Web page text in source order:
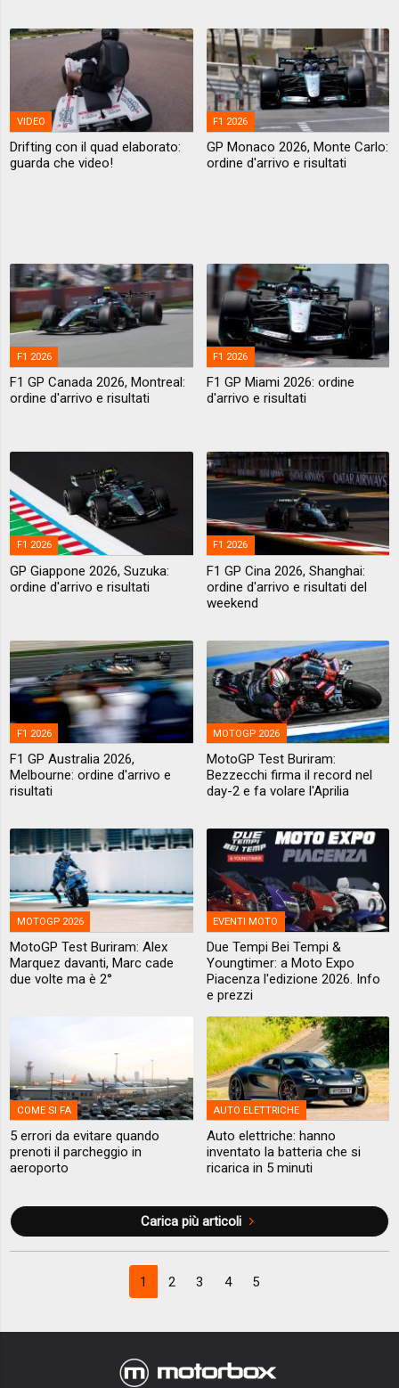
VIDEO
Drifting con il quad elaborato:
guarda che video!
F1 2026
GP Monaco 2026, Monte Carlo:
ordine d'arrivo e risultati
F1 2026
F1 GP Canada 2026, Montreal:
ordine d'arrivo e risultati
F1 2026
F1 GP Miami 2026: ordine
d'arrivo e risultati
F1 2026
GP Giappone 2026, Suzuka:
ordine d'arrivo e risultati
F1 2026
F1 GP Cina 2026, Shanghai:
ordine d'arrivo e risultati del
weekend
F1 2026
F1 GP Australia 2026,
Melbourne: ordine d'arrivo e
risultati
MOTOGP 2026
MotoGP Test Buriram:
Bezzecchi firma il record nel
day-2 e fa volare l'Aprilia
MOTOGP 2026
MotoGP Test Buriram: Alex
Marquez davanti, Marc cade
due volte ma è 2°
EVENTI MOTO
Due Tempi Bei Tempi &
Youngtimer: a Moto Expo
Piacenza l'edizione 2026. Info
e prezzi
COME SI FA
5 errori da evitare quando
prenoti il parcheggio in
aeroporto
AUTO ELETTRICHE
Auto elettriche: hanno
inventato la batteria che si
ricarica in 5 minuti
Carica più articoli
1 2 3 4 5